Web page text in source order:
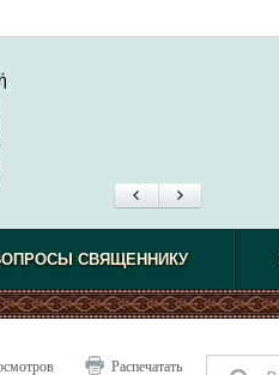
СВЯЩЕННИКУ
Распечатать